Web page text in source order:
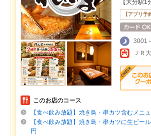
【大分駅
【アプリ
3001
このお店のコース
【食べ飲み放題】焼き鳥・串カツ含むメニ
【食べ飲み放題】焼き鳥・串カツに生ビ
円